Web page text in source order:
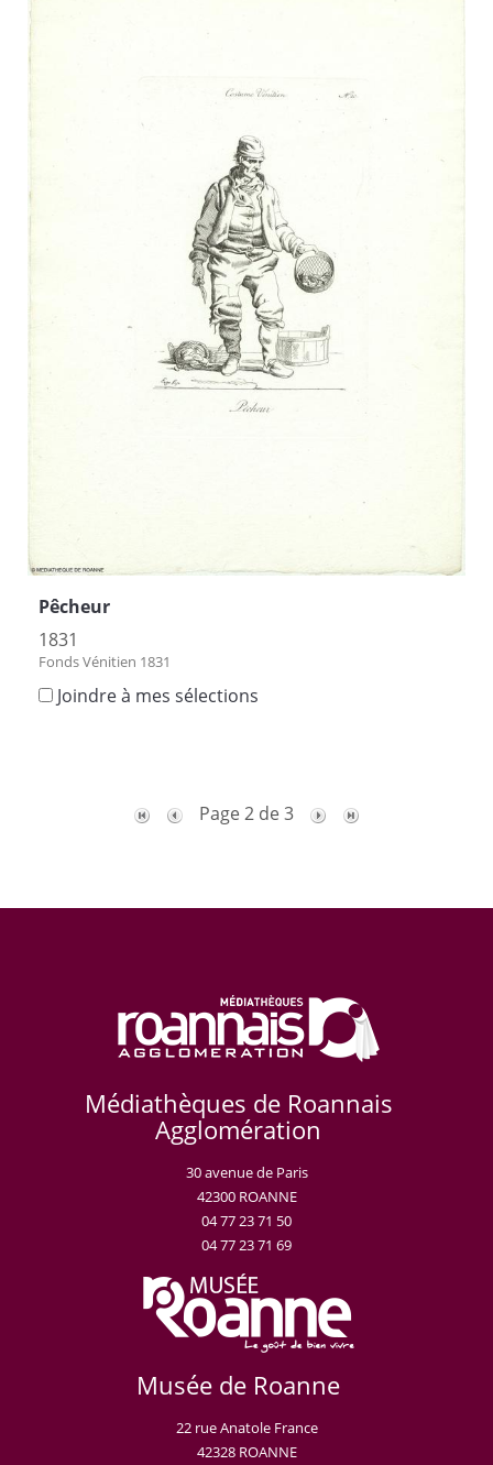
Pêcheur
1831
Fonds Vénitien 1831
Joindre à mes sélections
Page 2 de 3
Médiathèques de Roannais
Agglomération
30 avenue de Paris
42300 ROANNE
04 77 23 71 50
04 77 23 71 69
Musée de Roanne
22 rue Anatole France
42328 ROANNE